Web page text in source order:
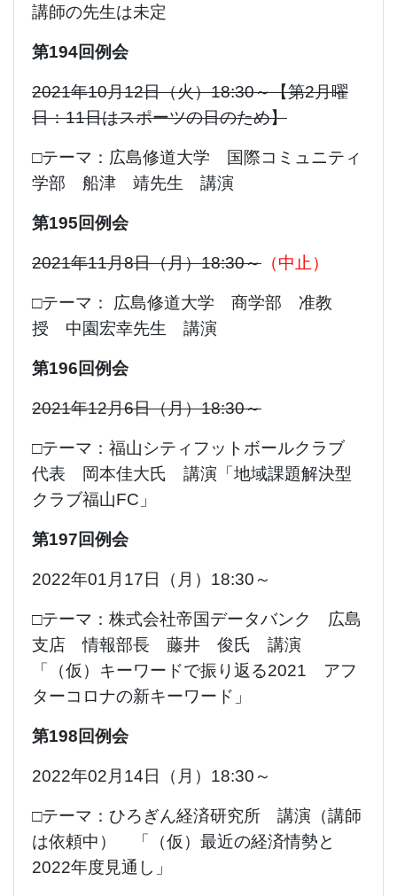
講師の先生は未定
第194回例会
2021年10月12日（火）18:30～【第2月曜
日：11日はスポーツの日のため】
□テーマ：広島修道大学 国際コミュニティ
学部 船津 靖先生 講演
第195回例会
2021年11月8日（月）18:30～ （中止）
□テーマ： 広島修道大学 商学部 准教
授 中園宏幸先生 講演
第196回例会
2021年12月6日（月）18:30～
□テーマ：福山シティフットボールクラブ
代表 岡本佳大氏 講演「地域課題解決型
クラブ福山FC」
第197回例会
2022年01月17日（月）18:30～
□テーマ：株式会社帝国データバンク 広島
支店 情報部長 藤井 俊氏 講演
「（仮）キーワードで振り返る2021 アフ
ターコロナの新キーワード」
第198回例会
2022年02月14日（月）18:30～
□テーマ：ひろぎん経済研究所 講演（講師
は依頼中） 「（仮）最近の経済情勢と
2022年度見通し」